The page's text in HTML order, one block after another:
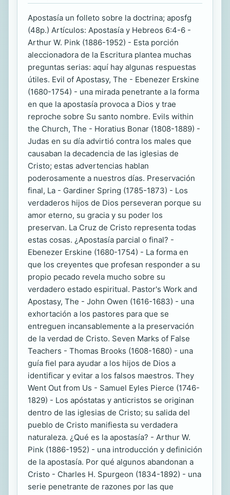
Apostasía un folleto sobre la doctrina; aposfg
(48p.) Artículos: Apostasía y Hebreos 6:4-6 -
Arthur W. Pink (1886-1952) - Esta porción
aleccionadora de la Escritura plantea muchas
preguntas serias: aquí hay algunas respuestas
útiles. Evil of Apostasy, The - Ebenezer Erskine
(1680-1754) - una mirada penetrante a la forma
en que la apostasía provoca a Dios y trae
reproche sobre Su santo nombre. Evils within
the Church, The - Horatius Bonar (1808-1889) -
Judas en su día advirtió contra los males que
causaban la decadencia de las iglesias de
Cristo; estas advertencias hablan
poderosamente a nuestros días. Preservación
final, La - Gardiner Spring (1785-1873) - Los
verdaderos hijos de Dios perseveran porque su
amor eterno, su gracia y su poder los
preservan. La Cruz de Cristo representa todas
estas cosas. ¿Apostasía parcial o final? -
Ebenezer Erskine (1680-1754) - La forma en
que los creyentes que profesan responder a su
propio pecado revela mucho sobre su
verdadero estado espiritual. Pastor's Work and
Apostasy, The - John Owen (1616-1683) - una
exhortación a los pastores para que se
entreguen incansablemente a la preservación
de la verdad de Cristo. Seven Marks of False
Teachers - Thomas Brooks (1608-1680) - una
guía fiel para ayudar a los hijos de Dios a
identificar y evitar a los falsos maestros. They
Went Out from Us - Samuel Eyles Pierce (1746-
1829) - Los apóstatas y anticristos se originan
dentro de las iglesias de Cristo; su salida del
pueblo de Cristo manifiesta su verdadera
naturaleza. ¿Qué es la apostasía? - Arthur W.
Pink (1886-1952) - una introducción y definición
de la apostasía. Por qué algunos abandonan a
Cristo - Charles H. Spurgeon (1834-1892) - una
serie penetrante de razones por las que